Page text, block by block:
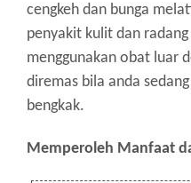
cengkeh dan bunga
penyakit kulit dan
menggunakan obat luar
diremas bila anda
bengkak.
Memperoleh Manfaat